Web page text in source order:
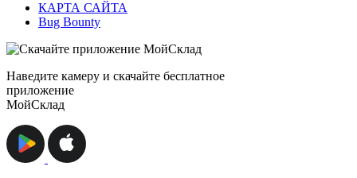
КАРТА САЙТА
Bug Bounty
Наведите камеру и скачайте бесплатное
приложение
МойСклад